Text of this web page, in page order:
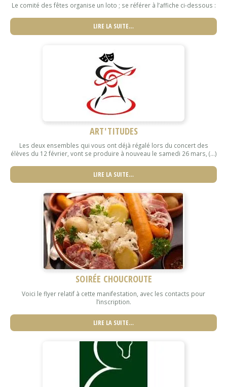
Le comité des fêtes organise un loto ; se référer à l’affiche ci-dessous :
LIRE LA SUITE…
ART'TITUDES
Les deux ensembles qui vous ont déjà régalé lors du concert des
élèves du 12 février, vont se produire à nouveau le samedi 26 mars, (...)
LIRE LA SUITE…
SOIRÉE CHOUCROUTE
Voici le flyer relatif à cette manifestation, avec les contacts pour
l’inscription.
LIRE LA SUITE…